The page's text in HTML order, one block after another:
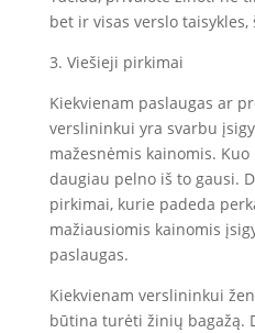
bet ir visas verslo taisykles,
3. Viešieji pirkimai
Kiekvienam paslaugas ar
verslininkui yra svarbu
mažesnėmis kainomis.
daugiau pelno iš to gausi.
pirkimai, kurie padeda
mažiausiomis kainomis
paslaugas.
Kiekvienam verslininkui
būtina turėti žinių bagažą.